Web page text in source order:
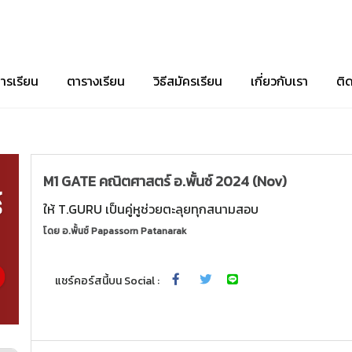
รเรียน ตารางเรียน วิธีสมัครเรียน เกี่ยวกับเรา ติ
M1 GATE คณิตศาสตร์ อ.พั้นช์ 2024 (Nov)
ให้ T.GURU เป็นคู่หูช่วยตะลุยทุกสนามสอบ
โดยอ.พั้นช์ Papassorn Patanarak
แชร์คอร์สนี้บน Social :